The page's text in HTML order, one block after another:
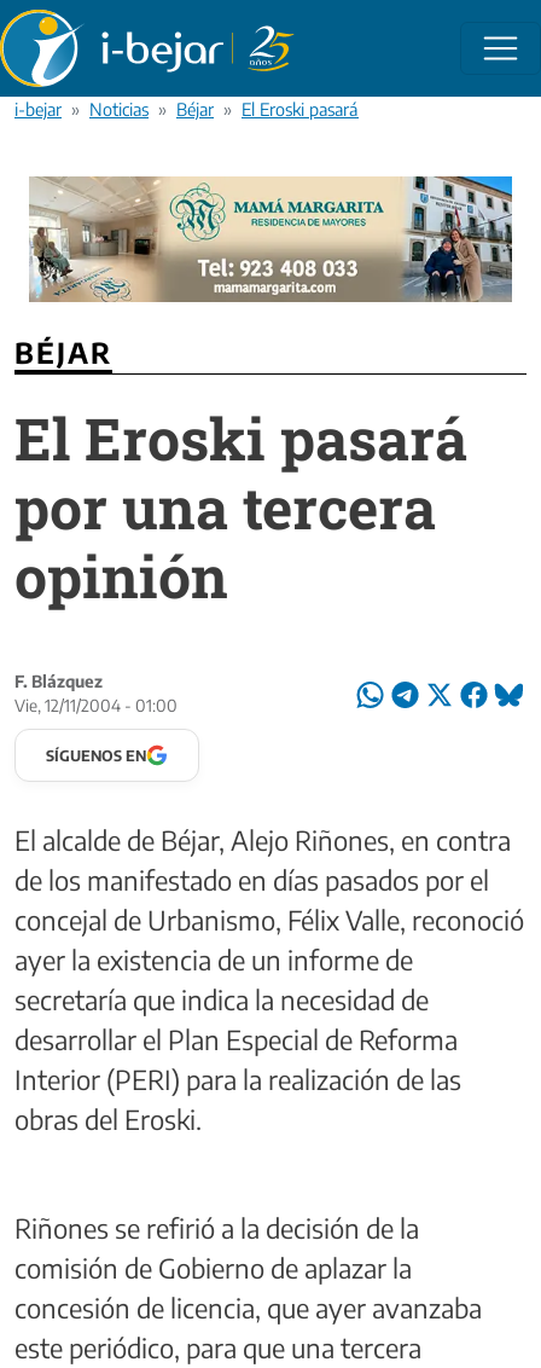
Pasar al contenido principal
i-bejar Noticias Béjar El Eroski pasará por una tercera opinión
BÉJAR
El Eroski pasará
por una tercera
opinión
F. Blázquez
Vie, 12/11/2004 - 01:00
SÍGUENOS EN
El alcalde de Béjar, Alejo Riñones, en contra
de los manifestado en días pasados por el
concejal de Urbanismo, Félix Valle, reconoció
ayer la existencia de un informe de
secretaría que indica la necesidad de
desarrollar el Plan Especial de Reforma
Interior (PERI) para la realización de las
obras del Eroski.
Riñones se refirió a la decisión de la
comisión de Gobierno de aplazar la
concesión de licencia, que ayer avanzaba
este periódico, para que una tercera